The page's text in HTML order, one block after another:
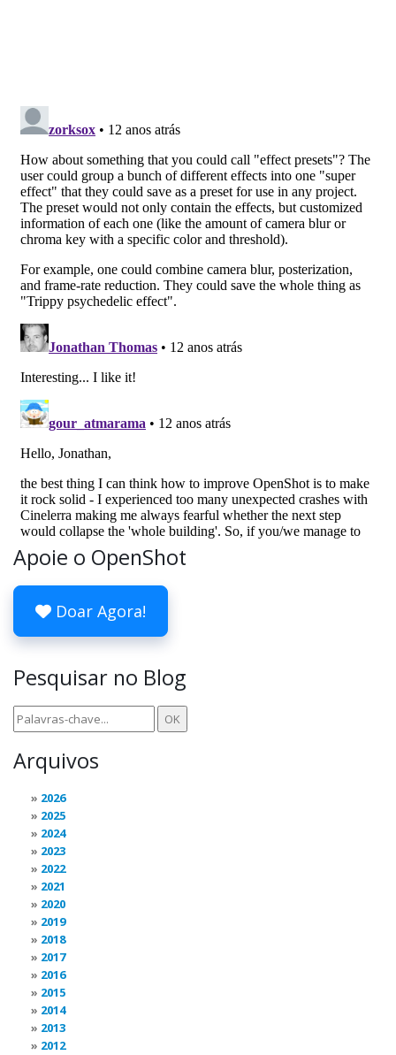
Apoie o OpenShot
Doar Agora!
Pesquisar no Blog
Arquivos
2026
2025
2024
2023
2022
2021
2020
2019
2018
2017
2016
2015
2014
2013
2012